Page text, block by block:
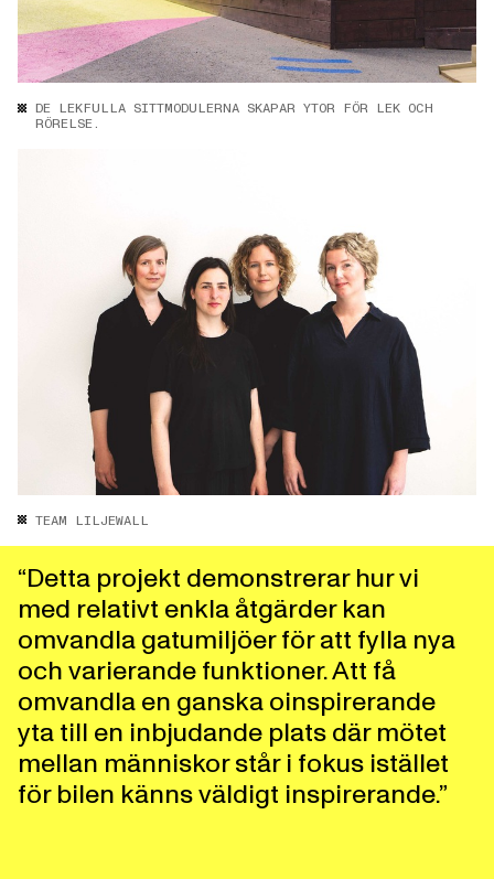
DE LEKFULLA SITTMODULERNA SKAPAR YTOR FÖR LEK OCH
RÖRELSE.
TEAM LILJEWALL
“Detta projekt demonstrerar hur vi
med relativt enkla åtgärder kan
omvandla gatumiljöer för att fylla nya
och varierande funktioner. Att få
omvandla en ganska oinspirerande
yta till en inbjudande plats där mötet
mellan människor står i fokus istället
för bilen känns väldigt inspirerande.”